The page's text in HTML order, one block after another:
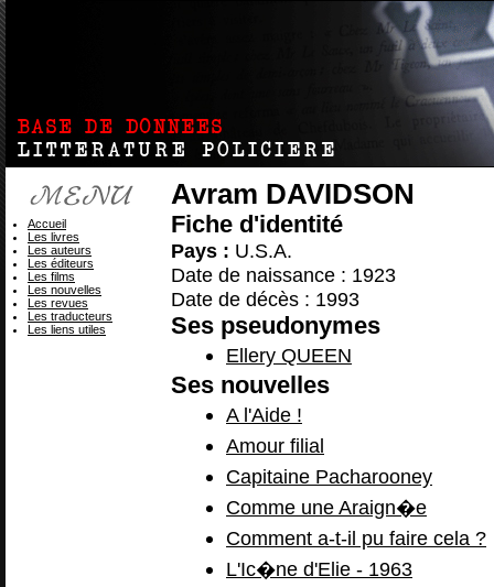
Avram DAVIDSON
Fiche d'identité
Pays : U.S.A.
Date de naissance : 1923
Date de décès : 1993
Ses pseudonymes
Ellery QUEEN
Ses nouvelles
A l'Aide !
Amour filial
Capitaine Pacharooney
Comme une Araign�e
Comment a-t-il pu faire cela ?
L'Ic�ne d'Elie - 1963
Accueil
Les livres
Les auteurs
Les éditeurs
Les films
Les nouvelles
Les revues
Les traducteurs
Les liens utiles